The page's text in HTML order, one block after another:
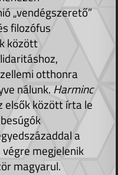
„vendégszerető”
filozófus
között
otthonra
nálunk. Harminc
elsők között írta le
a
megjelenik
magyarul.